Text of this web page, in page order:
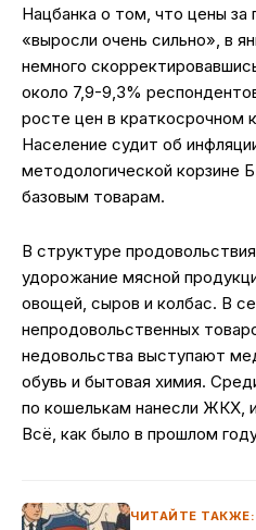
Нацбанка о том, что цены
«выросли очень сильно», в
немного
около 7,9-9,3%
росте цен в краткосрочном
Население судит об
методологической корзине
базовым товарам.
В структуре
удорожание мясной
овощей, сыров и колбас. В
непродовольственных
недовольства выступают
обувь и бытовая химия.
по кошелькам нанесли ЖКХ,
Всё, как было в прошлом
ЧИТАЙТЕ ТАКЖЕ: